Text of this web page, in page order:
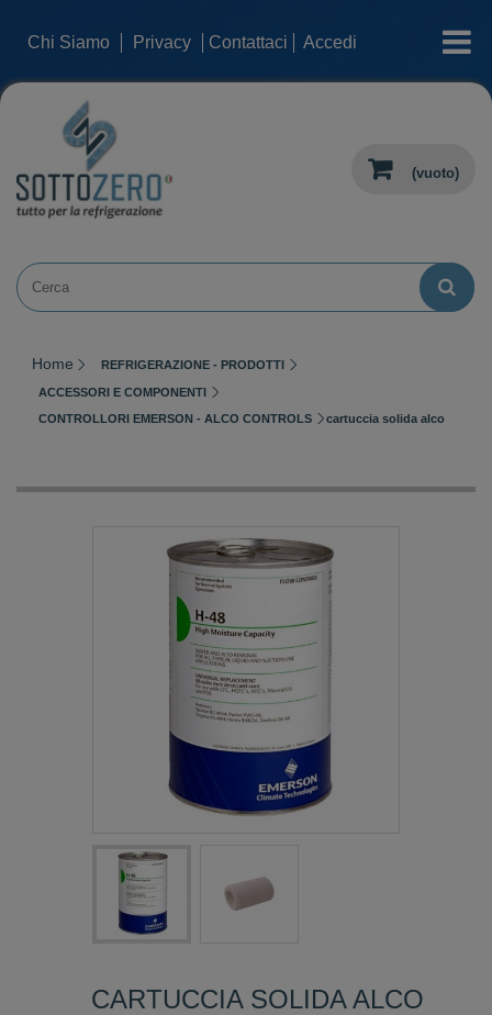
Chi Siamo Privacy Contattaci Accedi categorie
(vuoto)
Home REFRIGERAZIONE - PRODOTTI
ACCESSORI E COMPONENTI
CONTROLLORI EMERSON - ALCO CONTROLS
cartuccia solida alco
CARTUCCIA SOLIDA ALCO